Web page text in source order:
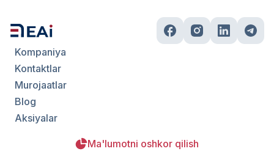
Kompaniya
Kontaktlar
Murojaatlar
Blog
Aksiyalar
Ma'lumotni oshkor qilish